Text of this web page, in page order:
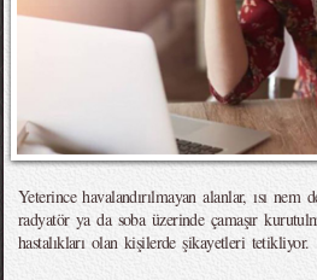
Yeterince havalandırılmayan alanlar, ısı nem
radyatör ya da soba üzerinde çamaşır
hastalıkları olan kişilerde şikayetleri tetikliyor.